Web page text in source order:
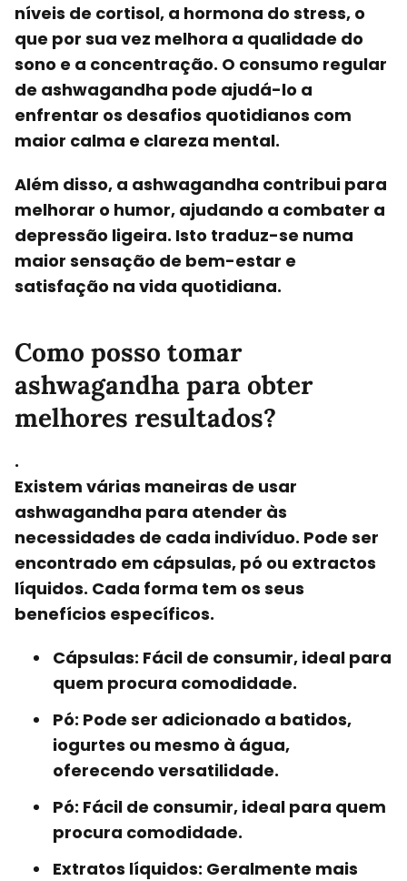
níveis de cortisol, a hormona do stress, o
que por sua vez melhora a qualidade do
sono e a concentração. O consumo regular
de ashwagandha pode ajudá-lo a
enfrentar os desafios quotidianos com
maior calma e clareza mental.
Além disso, a ashwagandha contribui para
melhorar o humor, ajudando a combater a
depressão ligeira. Isto traduz-se numa
maior sensação de bem-estar e
satisfação na vida quotidiana.
Como posso tomar
ashwagandha para obter
melhores resultados?
.
Existem várias maneiras de usar
ashwagandha para atender às
necessidades de cada indivíduo. Pode ser
encontrado em cápsulas, pó ou extractos
líquidos. Cada forma tem os seus
benefícios específicos.
Cápsulas: Fácil de consumir, ideal para
quem procura comodidade.
Pó: Pode ser adicionado a batidos,
iogurtes ou mesmo à água,
oferecendo versatilidade.
Pó: Fácil de consumir, ideal para quem
procura comodidade.
Extratos líquidos: Geralmente mais